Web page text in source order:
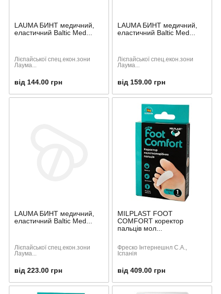
LAUMA БИНТ медичний,
еластичний Baltic Med...
Лієпайської спец.екон.зони
Лаума...
від 144.00 грн
LAUMA БИНТ медичний,
еластичний Baltic Med...
Лієпайської спец.екон.зони
Лаума...
від 159.00 грн
LAUMA БИНТ медичний,
еластичний Baltic Med...
Лієпайської спец.екон.зони
Лаума...
від 223.00 грн
MILPLAST FOOT
COMFORT коректор
пальців мол...
Фреско Інтернешнл С.А.,
Іспанія
від 409.00 грн